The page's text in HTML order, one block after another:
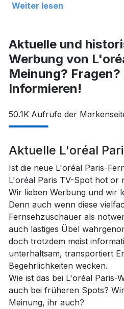
Weiter lesen
Aktuelle und
Werbung von
Meinung?
Informieren!
50.1K Aufrufe der
Aktuelle L'oréal
Ist die neue L'oréal Paris-
L'oréal Paris TV-Spot hot or
Wir lieben Werbung und wir
Denn auch wenn diese
Fernsehzuschauer als
auch lästiges Übel
doch trotzdem meist
unterhaltsam, transportiert
Begehrlichkeiten wecken.
Wie ist das bei L'oréal Paris-
auch bei früheren Spots?
Meinung, ihr auch?